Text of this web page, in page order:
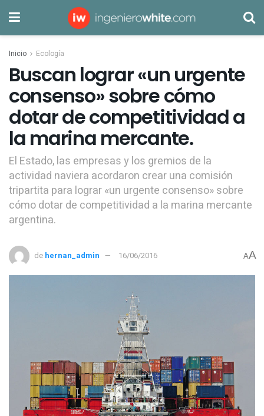
Inicio Ecología
Buscan lograr «un urgente
consenso» sobre cómo
dotar de competitividad a
la marina mercante.
El Estado, las empresas y los gremios de la
actividad naviera acordaron crear una comisión
tripartita para lograr «un urgente consenso» sobre
cómo dotar de competitividad a la marina mercante
argentina.
de hernan_admin 16/06/2016 AA